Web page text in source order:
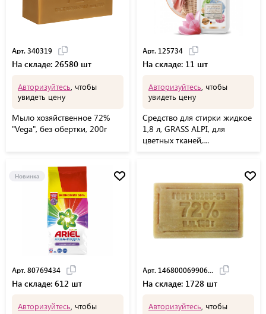
Арт. 340319
На складе: 26580 шт
Авторизуйтесь , чтобы
увидеть цену
Мыло хозяйственное 72%
"Vega", без обертки, 200г
Арт. 125734
На складе: 11 шт
Авторизуйтесь , чтобы
увидеть цену
Средство для стирки жидкое
1,8 л, GRASS ALPI, для
цветных тканей,
Новинка
Арт. 80769434
На складе: 612 шт
Авторизуйтесь , чтобы
Арт. 14680006990609
На складе: 1728 шт
Авторизуйтесь , чтобы